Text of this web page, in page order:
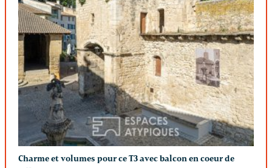
Charme et volumes pour ce T3 avec balcon en coeur de